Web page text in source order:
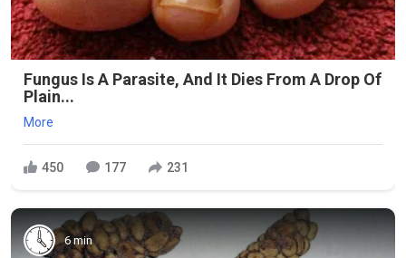
Fungus Is A Parasite, And It Dies From A Drop Of
Plain...
More
450 177 231
6 min